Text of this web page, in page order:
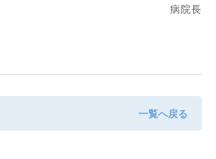
病院長
一覧へ戻る